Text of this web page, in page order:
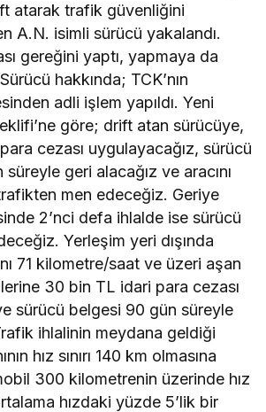
atarak trafik güvenliğini
A.N. isimli sürücü yakalandı.
gereğini yaptı, yapmaya da
hakkında; TCK’nın
adli işlem yapıldı. Yeni
göre; drift atan sürücüye,
cezası uygulayacağız, sürücü
geri alacağız ve aracını
men edeceğiz. Geriye
2’nci defa ihlalde ise sürücü
Yerleşim yeri dışında
71 kilometre/saat ve üzeri aşan
30 bin TL idari para cezası
sürücü belgesi 90 gün süreyle
ihlalinin meydana geldiği
hız sınırı 140 km olmasına
300 kilometrenin üzerinde hız
hızdaki yüzde 5’lik bir